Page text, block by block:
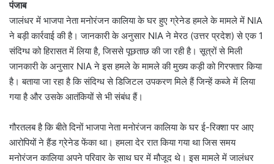
पंजाब
जालंधर में भाजपा नेता मनोरंजन कालिया के घर हुए ग्रेनेड हमले के मामले में NIA
ने बड़ी कार्रवाई की है। जानकारी के अनुसार NIA ने मेरठ (उत्तर प्रदेश) से एक 1
संदिग्ध को हिरासत में लिया है, जिससे पूछताछ की जा रही है। सूत्रों से मिली
जानकारी के अनुसार NIA ने इस हमले के मामले की मुख्य कड़ी को गिरफ्तार किया
है। बताया जा रहा है कि संदिग्ध से डिजिटल उपकरण मिले हैं जिन्हें कब्जे में लिया
गया है और उसके आतंकियों से भी संबंध हैं।
गौरतलब है कि बीते दिनों भाजपा नेता मनोरंजन कालिया के घर ई-रिक्शा पर आए
आरोपियों ने हैंड ग्रेनेड फेंका था। हमला देर रात किया गया था जिस समय
मनोरंजन कालिया अपने परिवार के साथ घर में मौजूद थे। इस मामले में जालंधर